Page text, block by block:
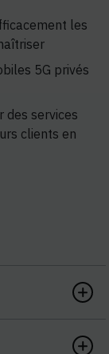
les
5G privés
des services
clients en